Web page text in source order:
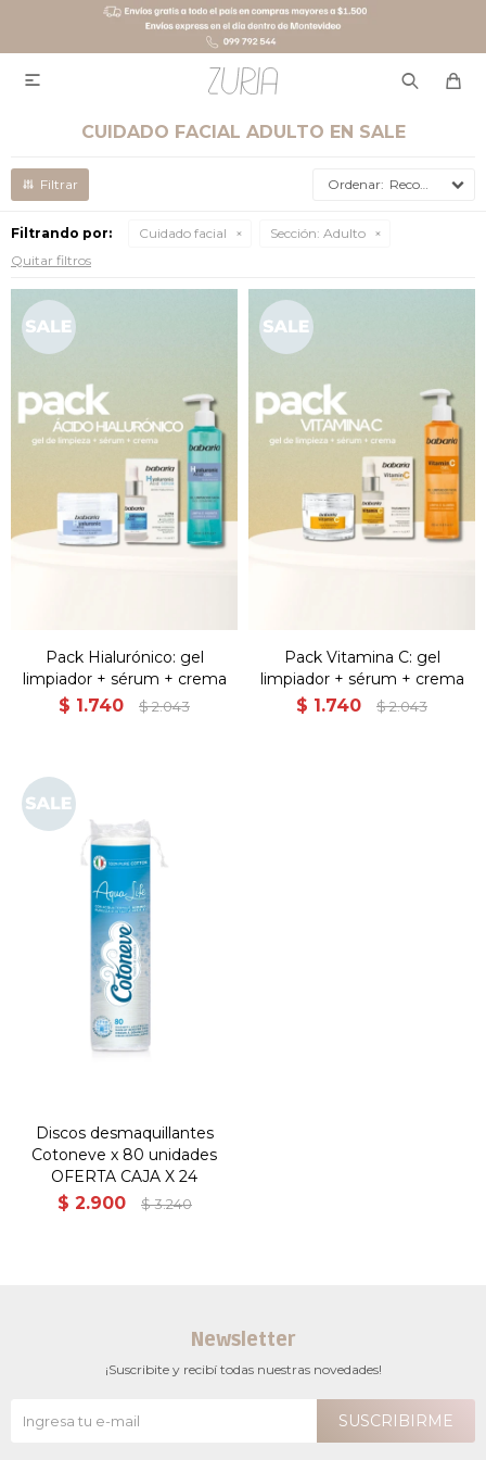

CUIDADO FACIAL ADULTO EN SALE
Recomendados
Filtrando por: Cuidado facial Sección: Adulto
Quitar filtros
Pack Hialurónico: gel
limpiador + sérum + crema
$ 1.740 $ 2.043
Pack Vitamina C: gel
limpiador + sérum + crema
$ 1.740 $ 2.043
Discos desmaquillantes
Cotoneve x 80 unidades
OFERTA CAJA X 24
$ 2.900 $ 3.240
Newsletter
¡Suscribite y recibí todas nuestras novedades!
SUSCRIBIRME